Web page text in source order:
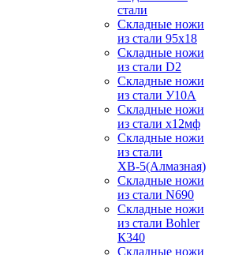
стали
Складные ножи
из стали 95х18
Складные ножи
из стали D2
Складные ножи
из стали У10А
Складные ножи
из стали х12мф
Складные ножи
из стали
ХВ-5(Алмазная)
Складные ножи
из стали N690
Складные ножи
из стали Bohler
К340
Складные ножи